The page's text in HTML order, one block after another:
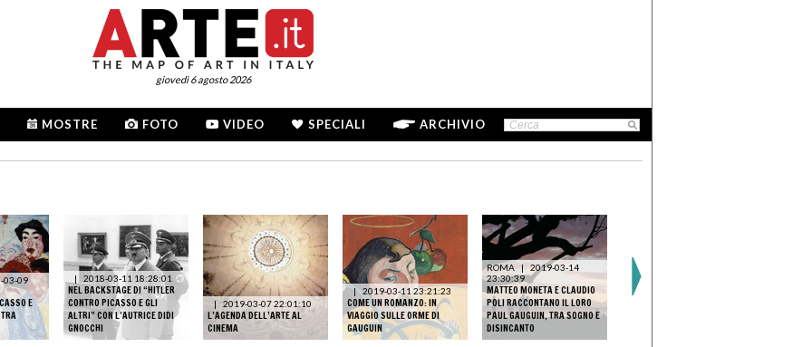
giovedì 6 agosto 2026
MOSTRE FOTO VIDEO SPECIALI ARCHIVIO
03-09
E
| 2018-03-11 18:28:01
NEL BACKSTAGE DI “HITLER
CONTRO PICASSO E GLI
ALTRI” CON L’AUTRICE DIDI
GNOCCHI
| 2019-03-07 22:01:10
L’AGENDA DELL’ARTE AL
CINEMA
| 2019-03-11 23:21:23
COME UN ROMANZO: IN
VIAGGIO SULLE ORME DI
GAUGUIN
ROMA |
2019-03-14
23:30:39
MATTEO MONETA E CLAUDIO
POLI RACCONTANO IL LORO
PAUL GAUGUIN, TRA SOGNO E
DISINCANTO
|